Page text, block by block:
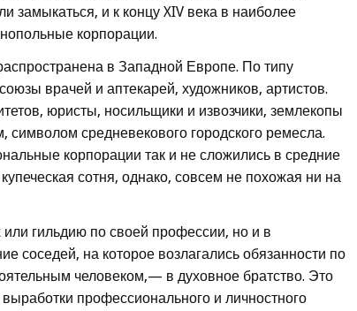
замыкаться, и к концу XIV века в наиболее
корпорации.
в Западной Европе. По типу
врачей и аптекарей, художников, артистов.
юристы, носильщики и извозчики, землекопы
средневекового городского ремесла.
корпорации так и не сложились в средние
сотня, однако, совсем не похожая ни на
гильдию по своей профессии, но и в
соседей, на которое возлагались обязанности по
человеком,— в духовное братство. Это
профессионального и личностного